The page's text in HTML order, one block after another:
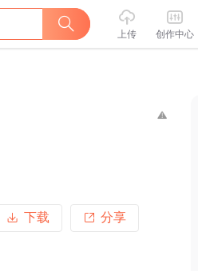
上传 创作中心
下载 分享